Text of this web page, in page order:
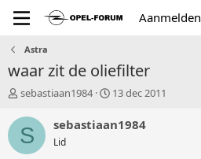
Aanmelden
Astra
waar zit de oliefilter
T
p
i
sebastiaan1984
S
a
13 dec 2011
S sebastiaan1984
Lid